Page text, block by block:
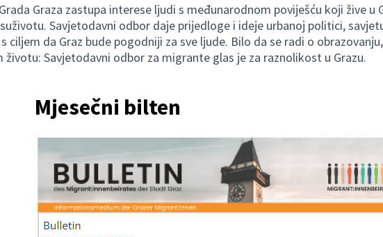
Graza zastupa interese ljudi s međunarodnom poviješću koji žive u
Savjetodavni odbor daje prijedloge i ideje urbanoj politici,
da Graz bude pogodniji za sve ljude. Bilo da se radi o
životu: Savjetodavni odbor za migrante glas je za raznolikost u Grazu.
Mjesečni bilten